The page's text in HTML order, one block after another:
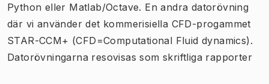
Python eller Matlab/Octave. En andra datorövning
där vi använder det kommerisiella CFD-progammet
STAR-CCM+ (CFD=Computational Fluid dynamics).
Datorövningarna resovisas som skriftliga rapporter